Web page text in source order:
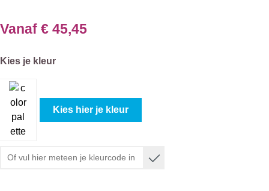
Vanaf € 45,45
Selecteer
Kies je kleur
Kies hier je kleur